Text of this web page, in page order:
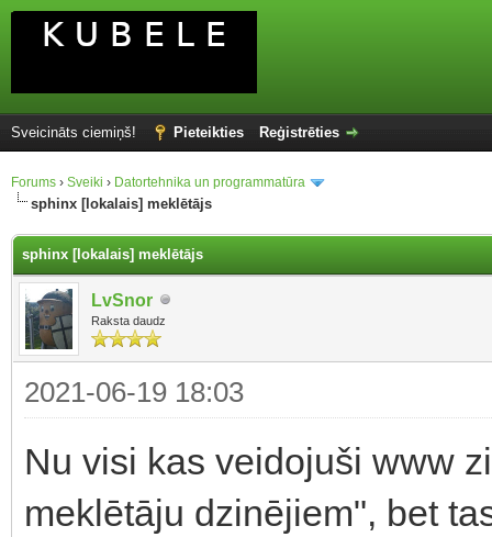
Sveicināts ciemiņš! Pieteikties Reģistrēties
Forums › Sveiki › Datortehnika un programmatūra
sphinx [lokalais] meklētājs
sphinx [lokalais] meklētājs
LvSnor
Raksta daudz
2021-06-19 18:03
Nu visi kas veidojuši www
meklētāju dzinējiem", bet